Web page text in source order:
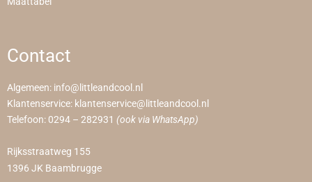
Contact
Algemeen: info@littleandcool.nl
Klantenservice: klantenservice@littleandcool.nl
Telefoon: 0294 – 282931 (ook via WhatsApp)
Rijksstraatweg 155
1396 JK Baambrugge